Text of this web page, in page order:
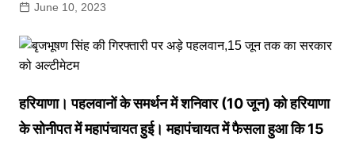
June 10, 2023
हरियाणा। पहलवानों के समर्थन में शनिवार (10 जून) को हरियाणा
के सोनीपत में महापंचायत हुई। महापंचायत में फैसला हुआ कि 15